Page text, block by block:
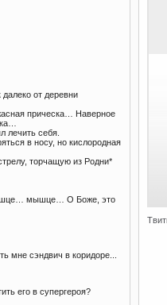
от деревни
прическа… Наверное
лечить себя.
в носу, но кислородная
торчащую из Родни*
мышце… О Боже, это
мне сэндвич в коридоре...
его в супергероя?